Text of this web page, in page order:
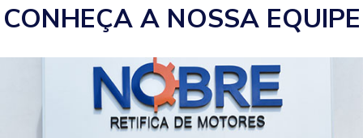
CONHEÇA A NOSSA EQUIPE